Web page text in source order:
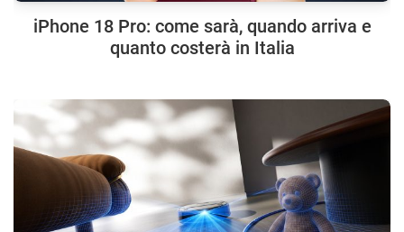
iPhone 18 Pro: come sarà, quando arriva e
quanto costerà in Italia